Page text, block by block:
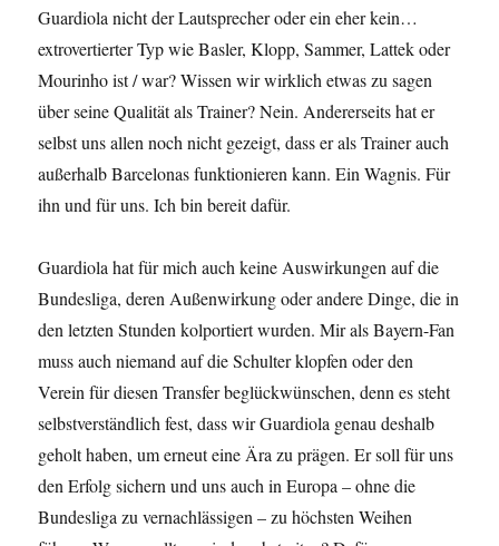
Guardiola nicht der Lautsprecher oder ein eher kein…
extrovertierter Typ wie Basler, Klopp, Sammer, Lattek oder
Mourinho ist / war? Wissen wir wirklich etwas zu sagen
über seine Qualität als Trainer? Nein. Andererseits hat er
selbst uns allen noch nicht gezeigt, dass er als Trainer auch
außerhalb Barcelonas funktionieren kann. Ein Wagnis. Für
ihn und für uns. Ich bin bereit dafür.
Guardiola hat für mich auch keine Auswirkungen auf die
Bundesliga, deren Außenwirkung oder andere Dinge, die in
den letzten Stunden kolportiert wurden. Mir als Bayern-Fan
muss auch niemand auf die Schulter klopfen oder den
Verein für diesen Transfer beglückwünschen, denn es steht
selbstverständlich fest, dass wir Guardiola genau deshalb
geholt haben, um erneut eine Ära zu prägen. Er soll für uns
den Erfolg sichern und uns auch in Europa – ohne die
Bundesliga zu vernachlässigen – zu höchsten Weihen